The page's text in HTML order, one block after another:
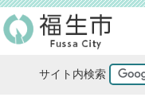
サイト内検索